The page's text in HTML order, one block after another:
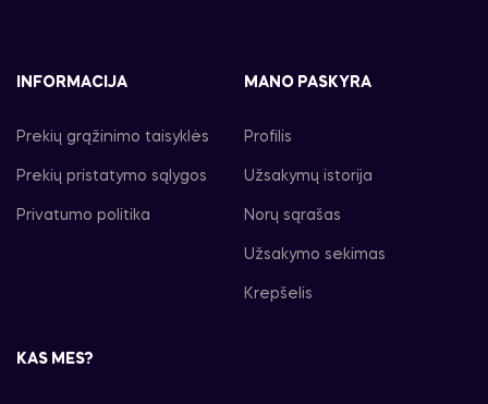
INFORMACIJA
Prekių grąžinimo taisyklės
Prekių pristatymo sąlygos
Privatumo politika
MANO PASKYRA
Profilis
Užsakymų istorija
Norų sąrašas
Užsakymo sekimas
Krepšelis
KAS MES?